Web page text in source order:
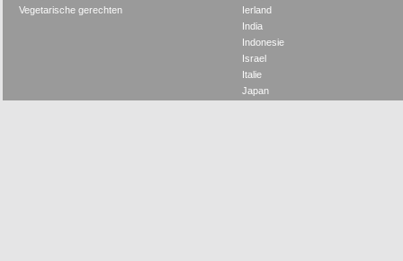
Vegetarische gerechten
Ierland
India
Indonesie
Israel
Italie
Japan